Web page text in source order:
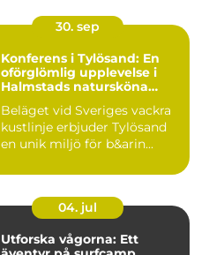
30. sep
Konferens i Tylösand: En
oförglömlig upplevelse i
Halmstads natursköna
Beläget vid Sveriges vackra
kustlinje erbjuder Tylösand
en unik miljö för b&arin...
04. jul
Utforska vågorna: Ett